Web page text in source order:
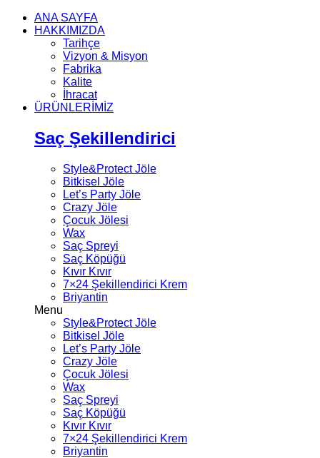
ANA SAYFA
HAKKIMIZDA
Tarihçe
Vizyon & Misyon
Fabrika
Kalite
İhracat
ÜRÜNLERİMİZ
Saç Şekillendirici
Style&Protect Jöle
Bitkisel Jöle
Let’s Party Jöle
Crazy Jöle
Çocuk Jölesi
Wax
Saç Spreyi
Saç Köpüğü
Kıvır Kıvır
7×24 Şekillendirici Krem
Briyantin
Menu
Style&Protect Jöle
Bitkisel Jöle
Let’s Party Jöle
Crazy Jöle
Çocuk Jölesi
Wax
Saç Spreyi
Saç Köpüğü
Kıvır Kıvır
7×24 Şekillendirici Krem
Briyantin